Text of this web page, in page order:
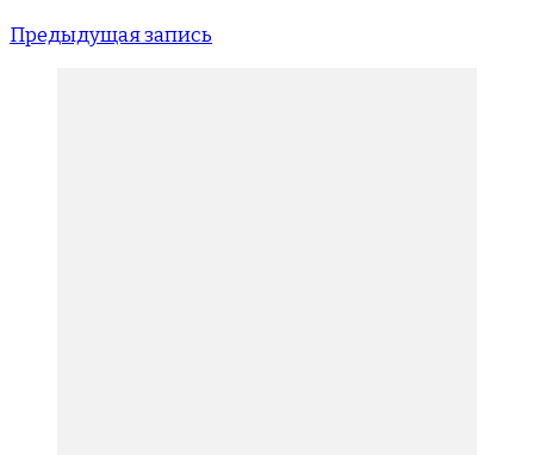
Предыдущая запись